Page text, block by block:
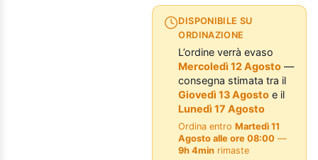
DISPONIBILE SU
ORDINAZIONE
L’ordine verrà evaso
Mercoledì 12 Agosto —
consegna stimata tra il
Giovedì 13 Agosto e il
Lunedì 17 Agosto
Ordina entroMartedì 11
Agosto alle ore 08:00 —
9h 4min rimaste